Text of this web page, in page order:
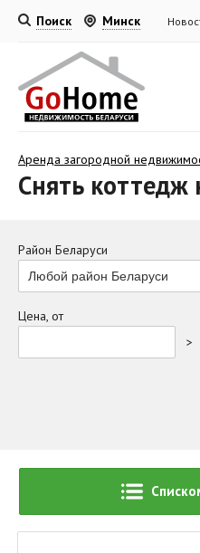
Поиск Минск
Аренда загородной
Снять коттедж
Район Беларуси
Любой район Беларуси
Цена, от
>